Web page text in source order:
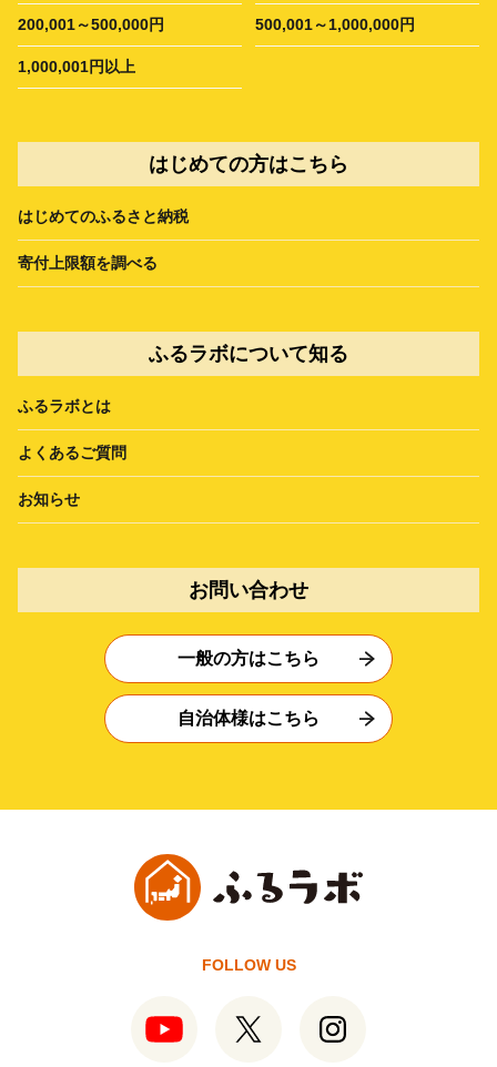
200,001～500,000円 500,001～1,000,000円
1,000,001円以上
はじめての方はこちら
はじめてのふるさと納税
寄付上限額を調べる
ふるラボについて知る
ふるラボとは
よくあるご質問
お知らせ
お問い合わせ
一般の方はこちら
自治体様はこちら
FOLLOW US